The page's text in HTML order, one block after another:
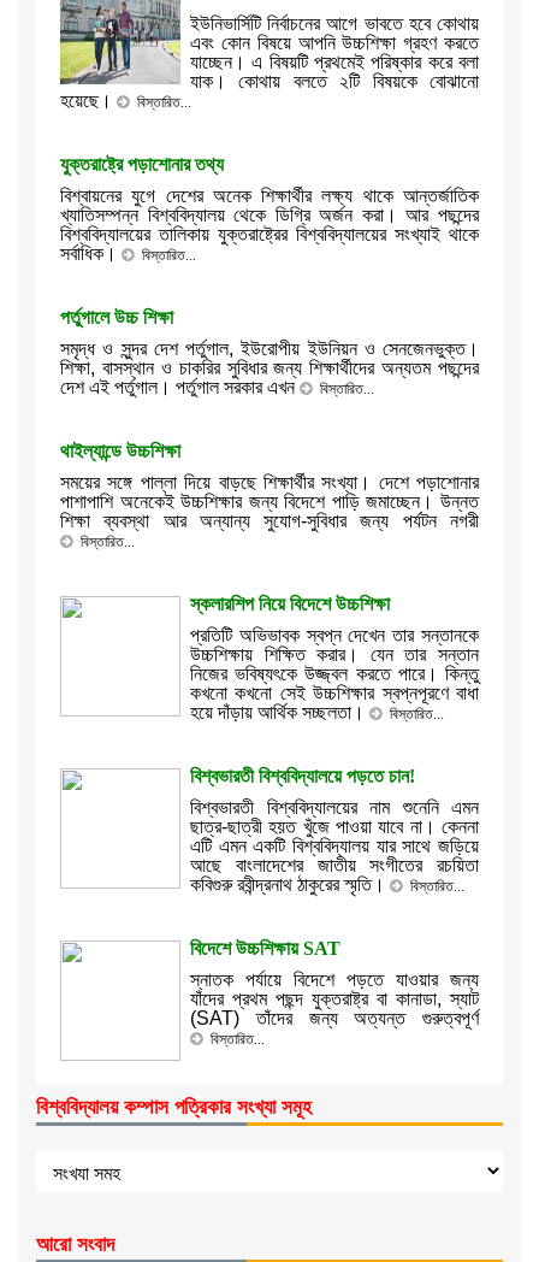
ইউনিভার্সিটি নির্বাচনের আগে ভাবতে হবে কোথায়
এবং কোন বিষয়ে আপনি উচ্চশিক্ষা গ্রহণ করতে
যাচ্ছেন। এ বিষয়টি প্রথমেই পরিষ্কার করে বলা
যাক। কোথায় বলতে ২টি বিষয়কে বোঝানো
হয়েছে।
বিস্তারিত...
যুক্তরাষ্ট্রে পড়াশোনার তথ্য
বিশ্বায়নের যুগে দেশের অনেক শিক্ষার্থীর লক্ষ্য থাকে আন্তর্জাতিক
খ্যাতিসম্পন্ন বিশ্ববিদ্যালয় থেকে ডিগ্রি অর্জন করা। আর পছন্দের
বিশ্ববিদ্যালয়ের তালিকায় যুক্তরাষ্ট্রের বিশ্ববিদ্যালয়ের সংখ্যাই থাকে
সর্বাধিক।
বিস্তারিত...
পর্তুগালে উচ্চ শিক্ষা
সমৃদ্ধ ও সুন্দর দেশ পর্তুগাল, ইউরোপীয় ইউনিয়ন ও সেনজেনভুক্ত।
শিক্ষা, বাসস্থান ও চাকরির সুবিধার জন্য শিক্ষার্থীদের অন্যতম পছন্দের
দেশ এই পর্তুগাল। পর্তুগাল সরকার এখন
বিস্তারিত...
থাইল্যান্ডে উচ্চশিক্ষা
সময়ের সঙ্গে পাল্লা দিয়ে বাড়ছে শিক্ষার্থীর সংখ্যা। দেশে পড়াশোনার
পাশাপাশি অনেকেই উচ্চশিক্ষার জন্য বিদেশে পাড়ি জমাচ্ছেন। উন্নত
শিক্ষা ব্যবস্থা আর অন্যান্য সুযোগ-সুবিধার জন্য পর্যটন নগরী
বিস্তারিত...
স্কলারশিপ নিয়ে বিদেশে উচ্চশিক্ষা
প্রতিটি অভিভাবক স্বপ্ন দেখেন তার সন্তানকে
উচ্চশিক্ষায় শিক্ষিত করার। যেন তার সন্তান
নিজের ভবিষ্যৎকে উজ্জ্বল করতে পারে। কিন্তু
কখনো কখনো সেই উচ্চশিক্ষার স্বপ্নপূরণে বাধা
হয়ে দাঁড়ায় আর্থিক সচ্ছলতা।
বিস্তারিত...
বিশ্বভারতী বিশ্ববিদ্যালয়ে পড়তে চান!
বিশ্বভারতী বিশ্ববিদ্যালয়ের নাম শুনেনি এমন
ছাত্র-ছাত্রী হয়ত খুঁজে পাওয়া যাবে না। কেননা
এটি এমন একটি বিশ্ববিদ্যালয় যার সাথে জড়িয়ে
আছে বাংলাদেশের জাতীয় সংগীতের রচয়িতা
কবিগুরু রবীন্দ্রনাথ ঠাকুরের স্মৃতি।
বিস্তারিত...
বিদেশে উচ্চশিক্ষায় SAT
স্নাতক পর্যায়ে বিদেশে পড়তে যাওয়ার জন্য
যাঁদের প্রথম পছন্দ যুক্তরাষ্ট্র বা কানাডা, স্যাট
(SAT) তাঁদের জন্য অত্যন্ত গুরুত্বপূর্ণ
বিস্তারিত...
বিশ্ববিদ্যালয় কম্পাস পত্রিকার সংখ্যা সমূহ
আরো সংবাদ